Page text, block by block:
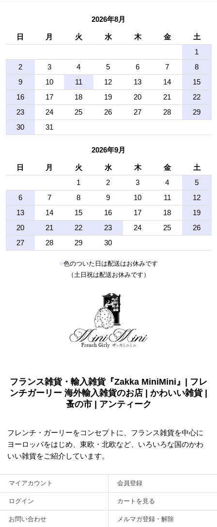
2026年8月
日 月 火 水 木 金
土
1
2
3 4 5 6 7
8
9
10 11 12 13 14
15
16
17 18 19 20 21
22
23
24 25 26 27 28
29
30
31
2026年9月
日 月 火 水 木 金
土
1
2 3 4
5
6
7 8 9 10 11
12
13
14 15 16 17 18
19
20
21 22 23 24 25
26
27
28 29 30
■色のついた日は配送はお休みです
（土日祝は配送お休みです）
フランス雑貨・輸入雑貨『Zakka MiniMini』| フレ
ンチガーリー 海外輸入雑貨のお店 | かわいい雑貨 |
蚤の市 | アンティーク
フレンチ・ガーリーをコンセプトに、フランス雑貨を中心に
ヨーロッパをはじめ、東欧・北欧など、いろいろな国のかわ
いい雑貨をご紹介しています。
マイアカウント 会員登録
ログイン カートを見る
お問い合わせ メルマガ登録・解除